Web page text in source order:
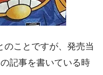
のことですが、発売当
記事を書いている時